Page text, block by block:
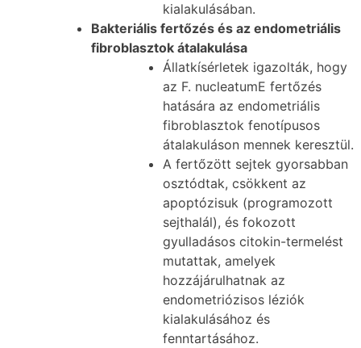
kialakulásában.
Bakteriális fertőzés és az endometriális
fibroblasztok átalakulása
Állatkísérletek igazolták, hogy
az F. nucleatumE fertőzés
hatására az endometriális
fibroblasztok fenotípusos
átalakuláson mennek keresztül.
A fertőzött sejtek gyorsabban
osztódtak, csökkent az
apoptózisuk (programozott
sejthalál), és fokozott
gyulladásos citokin-termelést
mutattak, amelyek
hozzájárulhatnak az
endometriózisos léziók
kialakulásához és
fenntartásához.